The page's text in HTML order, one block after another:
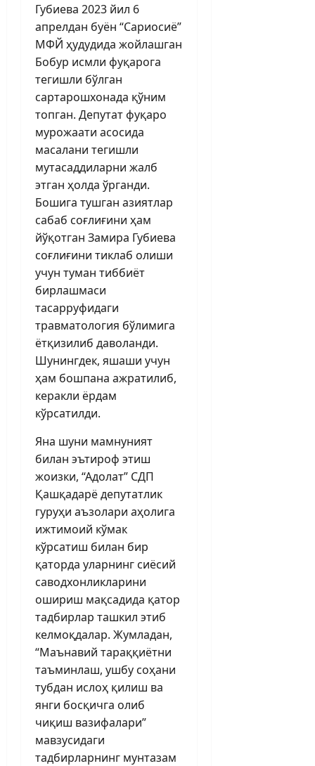
Губиева 2023 йил 6
апрелдан буён “Сариосиё”
МФЙ ҳудудида жойлашган
Бобур исмли фуқарога
тегишли бўлган
сартарошхонада қўним
топган. Депутат фуқаро
мурожаати асосида
масалани тегишли
мутасаддиларни жалб
этган ҳолда ўрганди.
Бошига тушган азиятлар
сабаб соғлиғини ҳам
йўқотган Замира Губиева
соғлиғини тиклаб олиши
учун туман тиббиёт
бирлашмаси
тасарруфидаги
травматология бўлимига
ётқизилиб даволанди.
Шунингдек, яшаши учун
ҳам бошпана ажратилиб,
керакли ёрдам
кўрсатилди.
Яна шуни мамнуният
билан эъти­роф этиш
жоизки, “Адолат” СДП
Қашқадарё депутатлик
гуруҳи аъзолари аҳолига
ижтимоий кўмак
кўрсатиш билан бир
қаторда уларнинг сиёсий
саводхонликларини
ошириш мақсадида қатор
тадбирлар ташкил этиб
келмоқдалар. Жумладан,
“Маънавий тараққиётни
таъминлаш, ушбу соҳани
тубдан ислоҳ қилиш ва
янги босқичга олиб
чиқиш вазифалари”
мавзусидаги
тадбирларнинг мунтазам